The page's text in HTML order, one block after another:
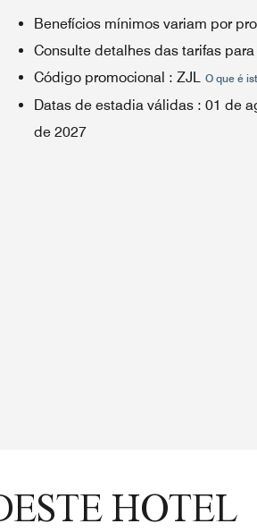
Benefícios mínimos variam por
Consulte detalhes das tarifas
Código promocional : ZJL O que é
Datas de estadia válidas : 01 de
de 2027
HOTEL